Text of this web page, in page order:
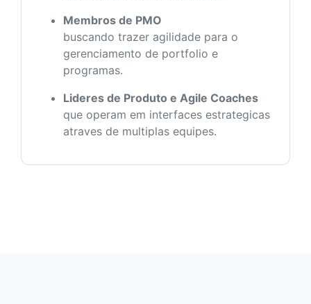
Membros de PMO
buscando trazer agilidade para o
gerenciamento de portfolio e
programas.
Lideres de Produto e Agile Coaches
que operam em interfaces estrategicas
atraves de multiplas equipes.